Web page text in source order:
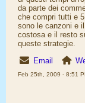
da parte dei
che compri tutti e
sono le canzoni e
costosa e il resto
queste strategie.
Email
Feb 25th, 2009 - 8:51